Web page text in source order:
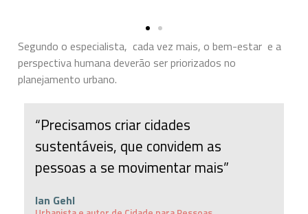
Segundo o especialista, cada vez mais, o bem-estar e a
perspectiva humana deverão ser priorizados no
planejamento urbano.
“Precisamos criar cidades
sustentáveis, que convidem as
pessoas a se movimentar mais”
Ian Gehl